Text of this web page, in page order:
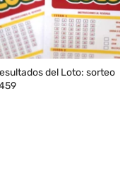
del Loto: sorteo